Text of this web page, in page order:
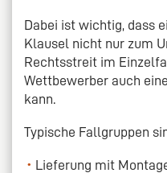
Dabei ist wichtig, dass
Klausel nicht nur zum
Rechtsstreit im
Wettbewerber auch
kann.
Typische Fallgruppen
Lieferung mit